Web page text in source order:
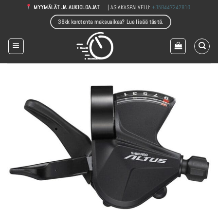
MYYMÄLÄT JA AUKIOLOAJAT | ASIAKASPALVELU:+358447247810
36kk korotonta maksuaikaa? Lue lisää tästä.